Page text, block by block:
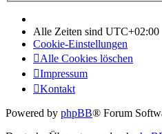
Alle Zeiten sind UTC+02:00
Cookie-Einstellungen
Alle Cookies löschen
Impressum
Kontakt
Powered by phpBB® Forum